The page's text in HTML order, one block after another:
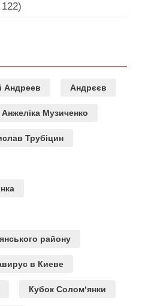
Андреев Андрєєв
Анжеліка Музиченко
Трубіцин
району
в Киеве
Кубок Солом‘янки